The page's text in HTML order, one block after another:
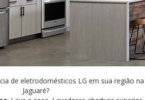
de eletrodomésticos LG em sua região na
Jaguaré?